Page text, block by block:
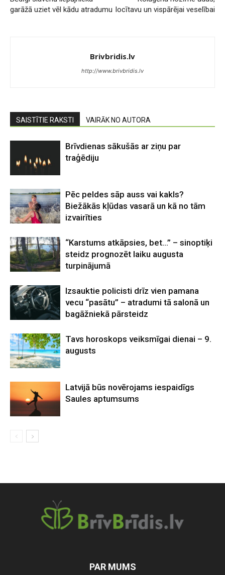
garāžā uziet vēl kādu atradumu locītavu un vispārējai veselībai
Brivbridis.lv
http://www.brivbridis.lv
SAISTĪTIE RAKSTI VAIRĀK NO AUTORA
Brīvdienas sākušās ar ziņu par
traģēdiju
Pēc peldes sāp auss vai kakls?
Biežākās kļūdas vasarā un kā no tām
izvairīties
“Karstums atkāpsies, bet…” – sinoptiķi
steidz prognozēt laiku augusta
turpinājumā
Izsauktie policisti drīz vien pamana
vecu “pasātu” – atradumi tā salonā un
bagāžniekā pārsteidz
Tavs horoskops veiksmīgai dienai – 9.
augusts
Latvijā būs novērojams iespaidīgs
Saules aptumsums
PAR MUMS